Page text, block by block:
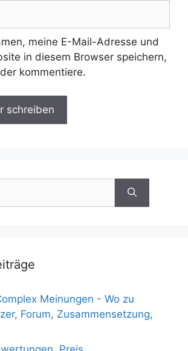
meine E-Mail-Adresse und
in diesem Browser speichern,
kommentiere.
Meinungen - Wo zu
Forum, Zusammensetzung,